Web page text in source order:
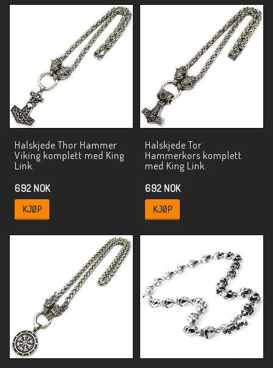
Halskjede Thor Hammer
Viking komplett med King
Link.
692 NOK
KJØP
Halskjede Tor
Hammerkors komplett
med King Link.
692 NOK
KJØP